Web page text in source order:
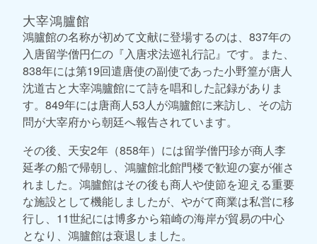
大宰鴻臚館
鴻臚館の名称が初めて文献に登場するのは、837年の
入唐留学僧円仁の『入唐求法巡礼行記』です。また、
838年には第19回遣唐使の副使であった小野篁が唐人
沈道古と大宰鴻臚館にて詩を唱和した記録がありま
す。849年には唐商人53人が鴻臚館に来訪し、その訪
問が大宰府から朝廷へ報告されています。
その後、天安2年（858年）には留学僧円珍が商人李
延孝の船で帰朝し、鴻臚館北館門楼で歓迎の宴が催さ
れました。鴻臚館はその後も商人や使節を迎える重要
な施設として機能しましたが、やがて商業は私営に移
行し、11世紀には博多から箱崎の海岸が貿易の中心
となり、鴻臚館は衰退しました。